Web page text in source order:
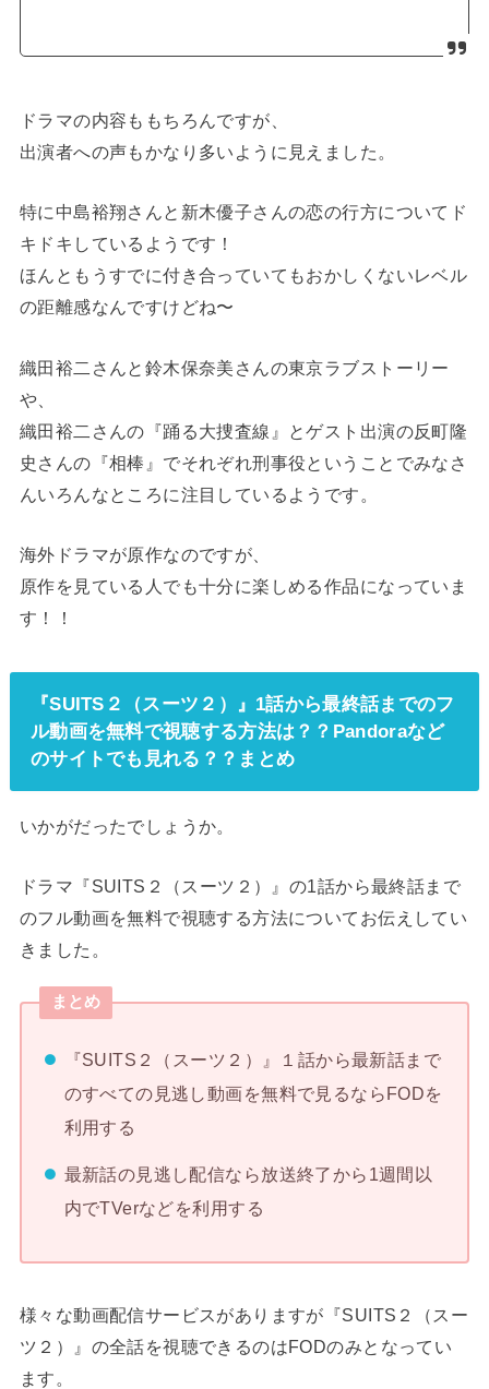
ドラマの内容ももちろんですが、
出演者への声もかなり多いように見えました。
特に中島裕翔さんと新木優子さんの恋の行方についてド
キドキしているようです！
ほんともうすでに付き合っていてもおかしくないレベル
の距離感なんですけどね〜
織田裕二さんと鈴木保奈美さんの東京ラブストーリー
や、
織田裕二さんの『踊る大捜査線』とゲスト出演の反町隆
史さんの『相棒』でそれぞれ刑事役ということでみなさ
んいろんなところに注目しているようです。
海外ドラマが原作なのですが、
原作を見ている人でも十分に楽しめる作品になっていま
す！！
『SUITS２（スーツ２）』1話から最終話までのフ
ル動画を無料で視聴する方法は？？Pandoraなど
のサイトでも見れる？？まとめ
いかがだったでしょうか。
ドラマ『SUITS２（スーツ２）』の1話から最終話まで
のフル動画を無料で視聴する方法についてお伝えしてい
きました。
まとめ
『SUITS２（スーツ２）』１話から最新話まで
のすべての見逃し動画を無料で見るならFODを
利用する
最新話の見逃し配信なら放送終了から1週間以
内でTVerなどを利用する
様々な動画配信サービスがありますが『SUITS２（スー
ツ２）』の全話を視聴できるのはFODのみとなってい
ます。